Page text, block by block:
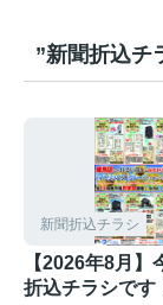
”新聞折込チ
新聞折込チラシ
【2026年8月】
折込チラシで